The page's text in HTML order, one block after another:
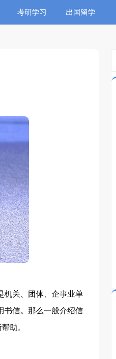
考研学习 出国留学
机关、团体、企事业单
书信。那么一般介绍信
助。